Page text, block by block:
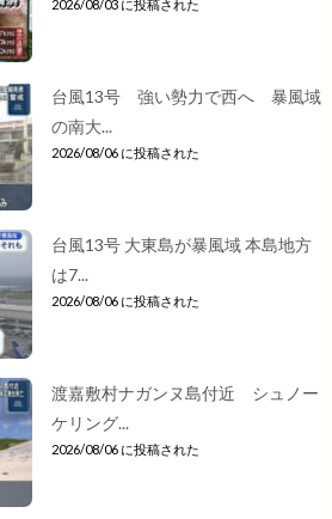
2026/08/03 に投稿された
台風13号 強い勢力で西へ 暴風域
の南大...
2026/08/06 に投稿された
台風13号 大東島が暴風域 本島地方
は7...
2026/08/06 に投稿された
渡嘉敷村ナガンヌ島付近 シュノー
ケリング...
2026/08/06 に投稿された